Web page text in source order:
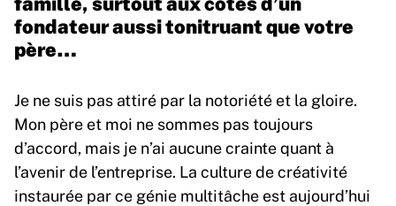
fondateur aussi tonitruant que votre
père…
Je ne suis pas attiré par la notoriété et la gloire.
Mon père et moi ne sommes pas toujours
d’accord, mais je n’ai aucune crainte quant à
l’avenir de l’entreprise. La culture de créativité
instaurée par ce génie multitâche est aujourd’hui